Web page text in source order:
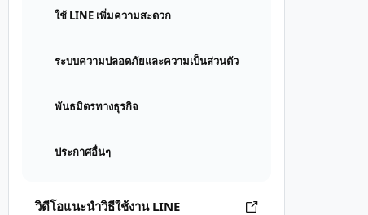
ใช้ LINE เพิ่มความสะดวก
ระบบความปลอดภัยและความเป็นส่วนตัว
พันธมิตรทางธุรกิจ
ประกาศอื่นๆ
วิดีโอแนะนำวิธีใช้งาน LINE